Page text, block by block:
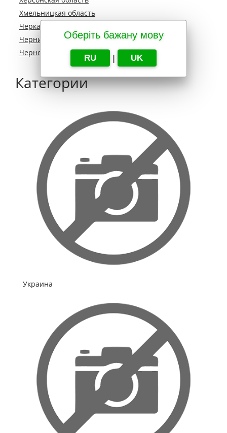
Оберіть бажану мову
RU | UK
Хмельницкая область
Черкасская область
Черниговская область
Черновецкая область
Категории
Украина